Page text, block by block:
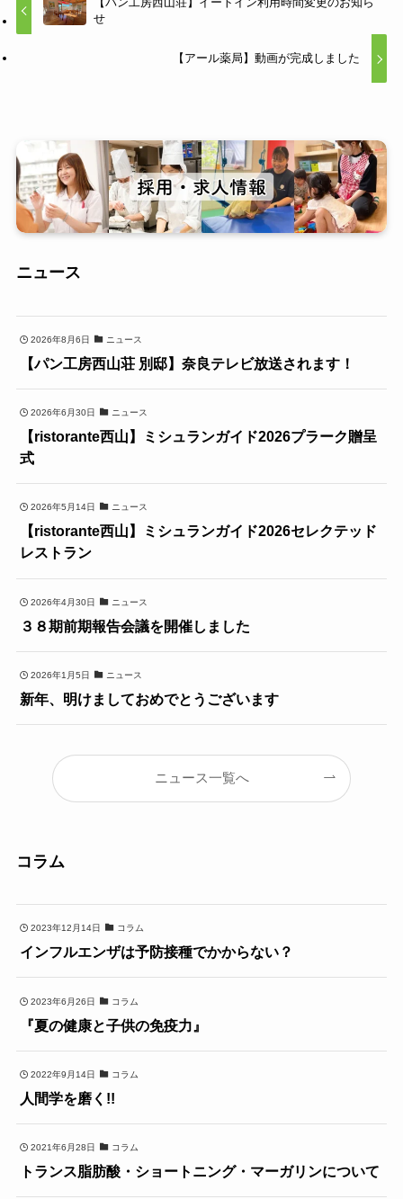
せ
【アール薬局】動画が完成しました
ニュース
2026年8月6日 ニュース
【パン工房西山荘 別邸】奈良テレビ放送されます！
2026年6月30日 ニュース
【ristorante西山】ミシュランガイド2026プラーク贈呈
式
2026年5月14日 ニュース
【ristorante西山】ミシュランガイド2026セレクテッド
レストラン
2026年4月30日 ニュース
３８期前期報告会議を開催しました
2026年1月5日 ニュース
新年、明けましておめでとうございます
ニュース一覧へ
コラム
2023年12月14日 コラム
インフルエンザは予防接種でかからない？
2023年6月26日 コラム
『夏の健康と子供の免疫力』
2022年9月14日 コラム
人間学を磨く!!
2021年6月28日 コラム
トランス脂肪酸・ショートニング・マーガリンについて